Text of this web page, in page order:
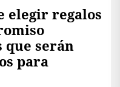
elegir regalos
que serán
para